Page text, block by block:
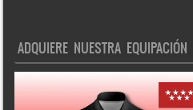
ADQUIERE NUESTRA EQUIPACIÓN